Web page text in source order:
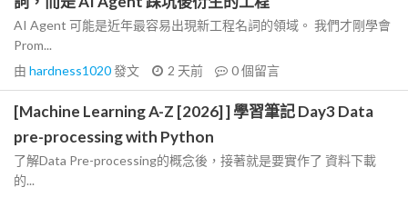
AI Agent 可能是近年最容易出現新工程名詞的領域。 我們才剛學會
Prom...
由 hardness1020發文 2 天前 0個留言
[Machine Learning A-Z [2026] ] 學習筆記 Day3 Data
pre-processing with Python
了解Data Pre-processing的概念後，接著就是要實作了 資料下載
的...